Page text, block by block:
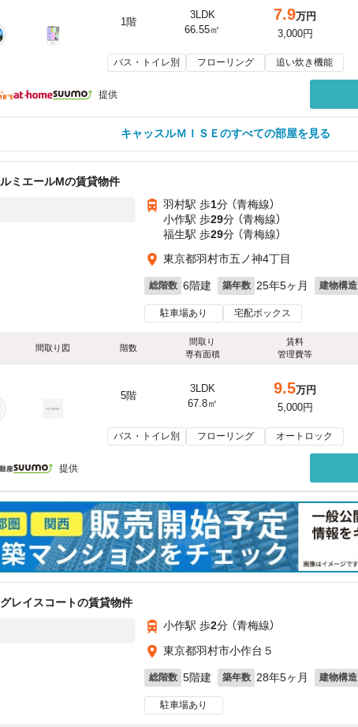
1階
3LDK
66.55㎡
7.9万円
3,000円
バス・トイレ別 フローリング 追い炊き機能
提供
キャッスルＭＩＳＥのすべての部屋を見る
ルミエールMの賃貸物件
羽村駅 歩1分 （青梅線）
小作駅 歩29分 （青梅線）
福生駅 歩29分 （青梅線）
東京都羽村市五ノ神4丁目
総階数 6階建 築年数 25年5ヶ月 建物構造
駐車場あり 宅配ボックス
間取り図 階数
間取り
専有面積
賃料
管理費等
5階
3LDK
67.8㎡
9.5万円
5,000円
バス・トイレ別 フローリング オートロック
提供
グレイスコートの賃貸物件
小作駅 歩2分 （青梅線）
東京都羽村市小作台５
総階数 5階建 築年数 28年5ヶ月 建物構造
駐車場あり